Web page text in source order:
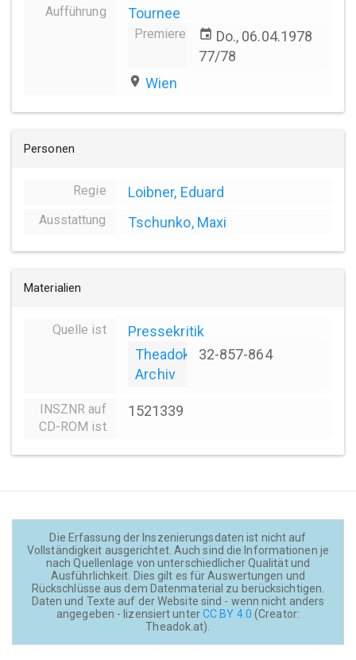
Aufführung Tournee
Premiere event Do., 06.04.1978
77/78
place Wien
Personen
Regie Loibner, Eduard
Ausstattung Tschunko, Maxi
Materialien
Quelle ist
Pressekritik
Theadok
Archiv
32-857-864
INSZNR auf
CD-ROM ist
1521339
Die Erfassung der Inszenierungsdaten ist nicht auf
Vollständigkeit ausgerichtet. Auch sind die Informationen je
nach Quellenlage von unterschiedlicher Qualität und
Ausführlichkeit. Dies gilt es für Auswertungen und
Rückschlüsse aus dem Datenmaterial zu berücksichtigen.
Daten und Texte auf der Website sind - wenn nicht anders
angegeben - lizensiert unterCC BY 4.0 (Creator:
Theadok.at).